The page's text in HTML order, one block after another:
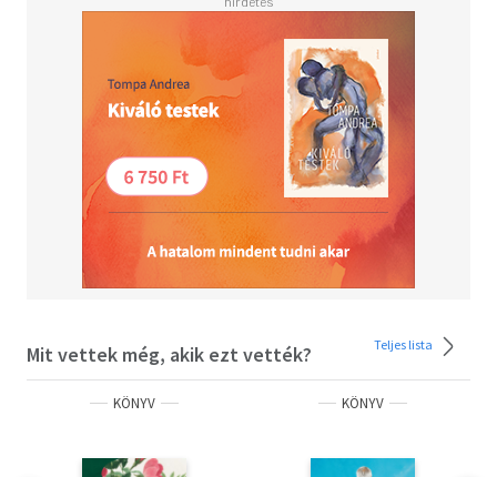
Mit vettek még, akik ezt vették? Teljes lista
KÖNYV KÖNYV